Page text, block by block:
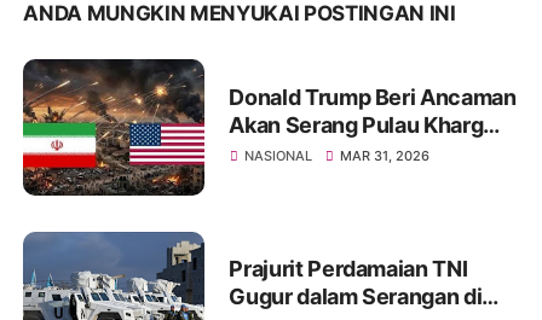
ANDA MUNGKIN MENYUKAI POSTINGAN INI
Donald Trump Beri Ancaman
Akan Serang Pulau Kharg
Bila Kesepakatan Damai
NASIONAL MAR 31, 2026
Prajurit Perdamaian TNI
Gugur dalam Serangan di